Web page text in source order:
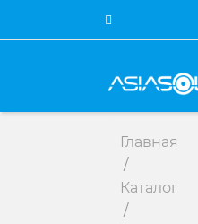
Главная
/
Каталог
/